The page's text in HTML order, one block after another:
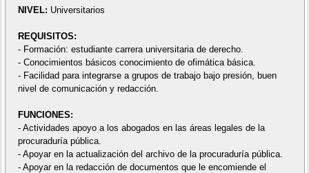
NIVEL: Universitarios
REQUISITOS:
- Formación: estudiante carrera universitaria de derecho.
- Conocimientos básicos conocimiento de ofimática básica.
- Facilidad para integrarse a grupos de trabajo bajo presión, buen
nivel de comunicación y redacción.
FUNCIONES:
- Actividades apoyo a los abogados en las áreas legales de la
procuraduría pública.
- Apoyar en la actualización del archivo de la procuraduría pública.
- Apoyar en la redacción de documentos que le encomiende el